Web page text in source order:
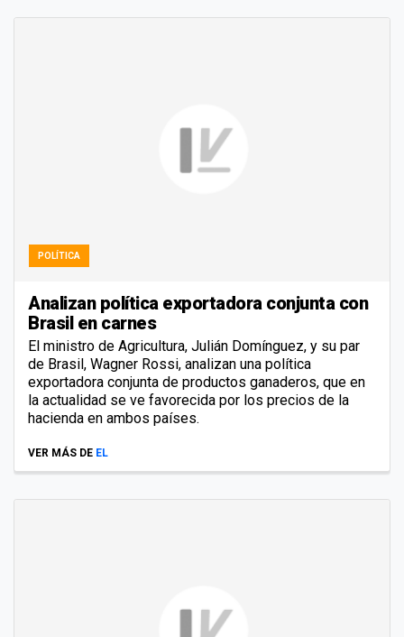
POLÍTICA
Analizan política exportadora conjunta con
Brasil en carnes
El ministro de Agricultura, Julián Domínguez, y su par
de Brasil, Wagner Rossi, analizan una política
exportadora conjunta de productos ganaderos, que en
la actualidad se ve favorecida por los precios de la
hacienda en ambos países.
VER MÁS DE EL